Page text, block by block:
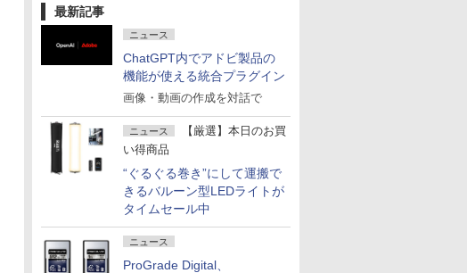
最新記事
ニュース
ChatGPT内でアドビ製品の
機能が使える統合プラグイン
画像・動画の作成を対話で
ニュース
【厳選】本日のお買
い得商品
“ぐるぐる巻き”にして運搬で
きるバルーン型LEDライトが
タイムセール中
ニュース
ProGrade Digital、